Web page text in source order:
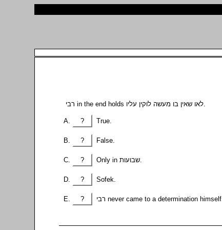
רבי in the end holds לאו שאין בו מעשה לוקין עליו.
? True.
? False.
? Only in שבועות.
? Sofek.
? רבי never came to a determination himself.